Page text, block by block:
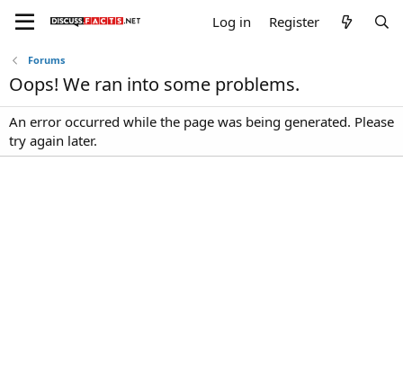
Log in Register
Forums
Oops! We ran into some problems.
An error occurred while the page was being generated. Please
try again later.